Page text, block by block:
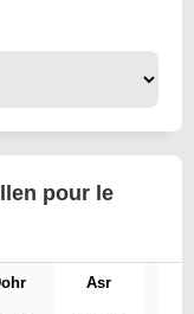
pour le
Asr